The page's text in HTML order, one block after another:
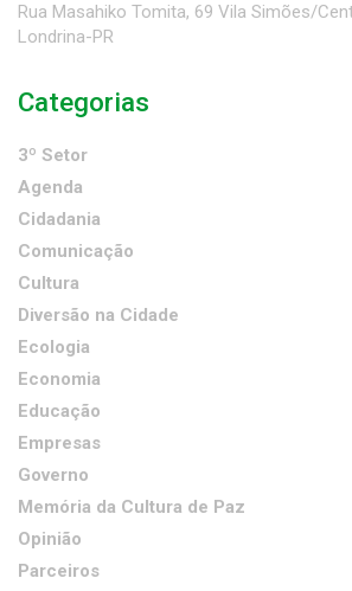
Rua Masahiko Tomita, 69 Vila Simões/
Londrina-PR
Categorias
3º Setor
Agenda
Cidadania
Comunicação
Cultura
Diversão na Cidade
Ecologia
Economia
Educação
Empresas
Governo
Memória da Cultura de Paz
Opinião
Parceiros